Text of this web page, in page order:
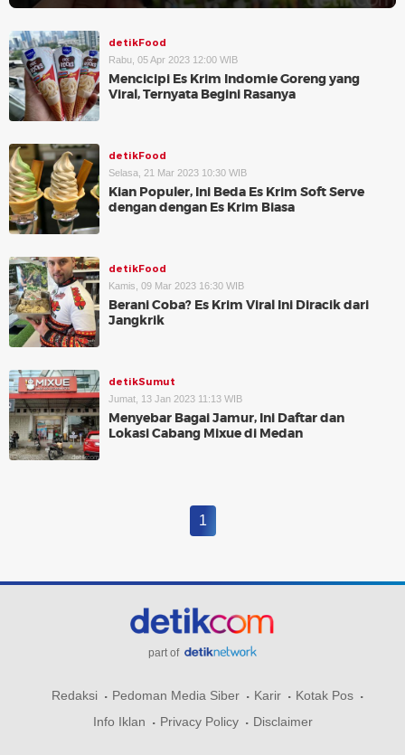
detikFood
Rabu, 05 Apr 2023 12:00 WIB
Mencicipi Es Krim Indomie Goreng yang
Viral, Ternyata Begini Rasanya
detikFood
Selasa, 21 Mar 2023 10:30 WIB
Kian Populer, Ini Beda Es Krim Soft Serve
dengan dengan Es Krim Biasa
detikFood
Kamis, 09 Mar 2023 16:30 WIB
Berani Coba? Es Krim Viral Ini Diracik dari
Jangkrik
detikSumut
Jumat, 13 Jan 2023 11:13 WIB
Menyebar Bagai Jamur, Ini Daftar dan
Lokasi Cabang Mixue di Medan
1
part of
Redaksi Pedoman Media Siber Karir
Kotak Pos
Info Iklan
Privacy Policy Disclaimer